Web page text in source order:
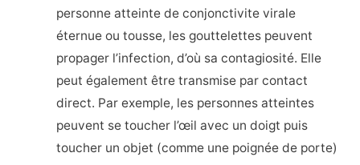
personne atteinte de conjonctivite virale
éternue ou tousse, les gouttelettes peuvent
propager l’infection, d’où sa contagiosité. Elle
peut également être transmise par contact
direct. Par exemple, les personnes atteintes
peuvent se toucher l’œil avec un doigt puis
toucher un objet (comme une poignée de porte)